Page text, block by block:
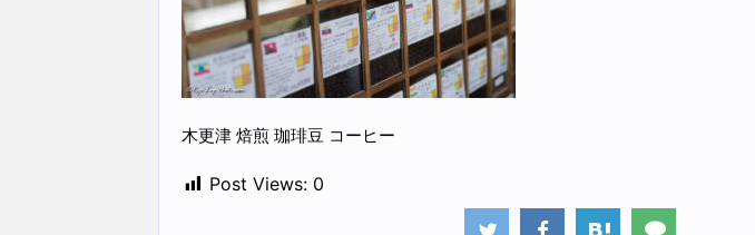
木更津 焙煎 珈琲豆 コーヒー
Post Views: 0